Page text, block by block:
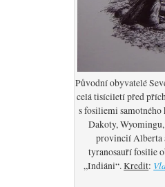
Původní obyvatelé
celá tisíciletí před
s fosiliemi samotného
Dakoty,
provincií Alberta
tyranosauří fosilie
„Indiáni“.Kredit: